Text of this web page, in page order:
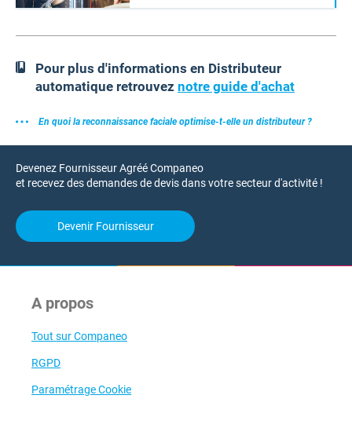
Pour plus d'informations en Distributeur
automatique retrouvez notre guide d'achat
En quoi la reconnaissance faciale optimise-t-elle un distributeur ?
Devenez Fournisseur Agréé Companeo
et recevez des demandes de devis dans votre secteur d'activité !
Devenir Fournisseur
A propos
Tout sur Companeo
RGPD
Paramétrage Cookie